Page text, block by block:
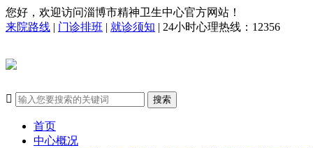
您好，欢迎访问淄博市精神卫生中心官方网站！
来院路线 | 门诊排班 | 就诊须知 | 24小时心理热线：12356
 搜索
首页
中心概况